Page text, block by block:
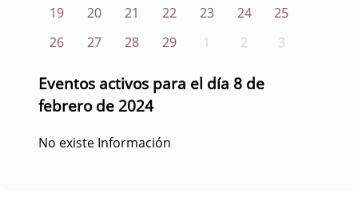
19
20 21 22 23 24
25
26
27 28 29 1 2 3
Eventos activos para el día 8 de
febrero de 2024
No existe Información